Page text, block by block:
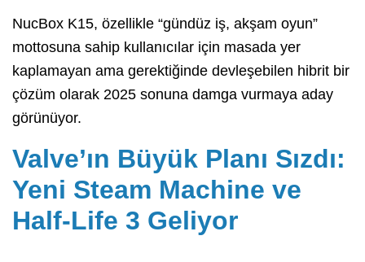
NucBox K15, özellikle “gündüz iş, akşam oyun”
mottosuna sahip kullanıcılar için masada yer
kaplamayan ama gerektiğinde devleşebilen hibrit bir
çözüm olarak 2025 sonuna damga vurmaya aday
görünüyor.
Valve’ın Büyük Planı Sızdı:
Yeni Steam Machine ve
Half-Life 3 Geliyor